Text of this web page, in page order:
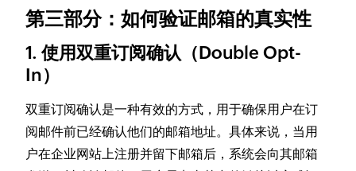
第三部分：如何验证邮箱的真实性
1. 使用双重订阅确认（Double Opt-
In）
双重订阅确认是一种有效的方式，用于确保用户在订
阅邮件前已经确认他们的邮箱地址。具体来说，当用
户在企业网站上注册并留下邮箱后，系统会向其邮箱